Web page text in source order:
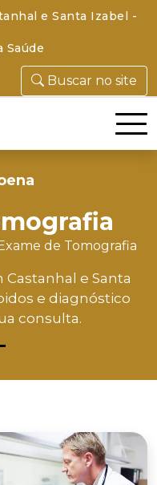
e Santa Izabel -
Saúde
Buscar no site
de Tomografia
e Santa
e diagnóstico
consulta.